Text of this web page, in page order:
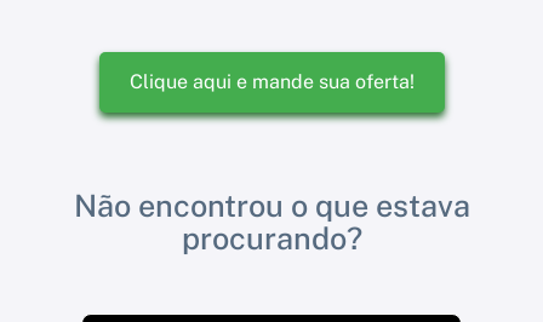
Clique aqui e mande sua oferta!
Não encontrou o que estava
procurando?